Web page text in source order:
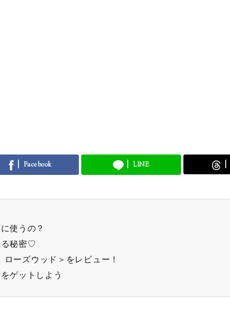
Facebook LINE
使うの？
る秘密♡
ーズウッド＞をレビュー！
ゲットしよう